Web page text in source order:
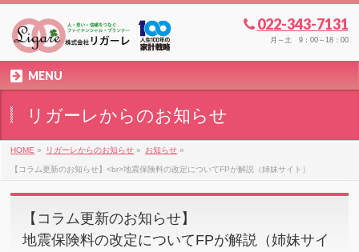
022-343-7131
月～土 9：00～18：00
MENU
リガーレからのお知らせ
HOME » リガーレからのお知らせ » お知らせ »
【コラム更新のお知らせ】<br>地震保険料の改定についてFPが解説（姉妹サイト）
【コラム更新のお知らせ】
地震保険料の改定についてFPが解説（姉妹サイ